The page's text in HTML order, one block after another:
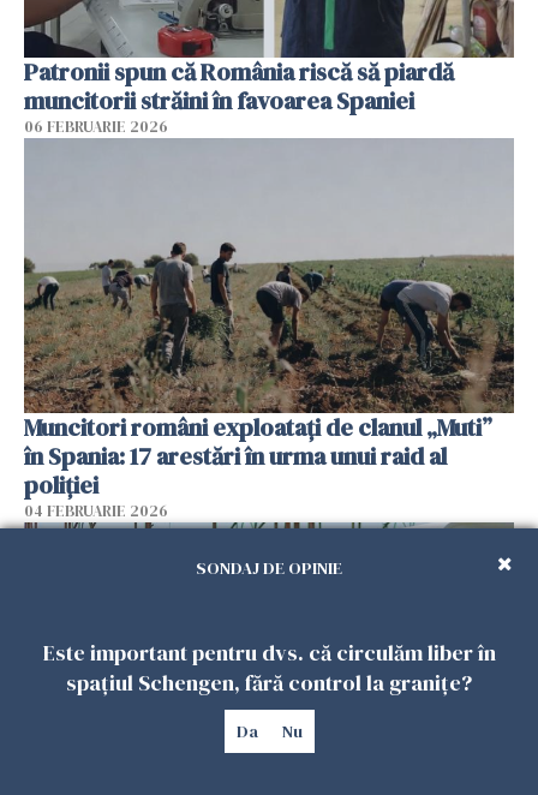
Patronii spun că România riscă să piardă
muncitorii străini în favoarea Spaniei
06 FEBRUARIE 2026
Muncitori români exploatați de clanul „Muti”
în Spania: 17 arestări în urma unui raid al
poliției
04 FEBRUARIE 2026
SONDAJ DE OPINIE
Este important pentru dvs. că circulăm liber în
spațiul Schengen, fără control la granițe?
Da Nu